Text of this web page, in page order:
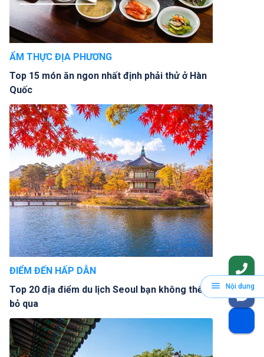
Nội dung
ẨM THỰC ĐỊA PHƯƠNG
Top 15 món ăn ngon nhất định phải thử ở Hàn
Quốc
ĐIỂM ĐẾN HẤP DẪN
Top 20 địa điểm du lịch Seoul bạn không thể
bỏ qua